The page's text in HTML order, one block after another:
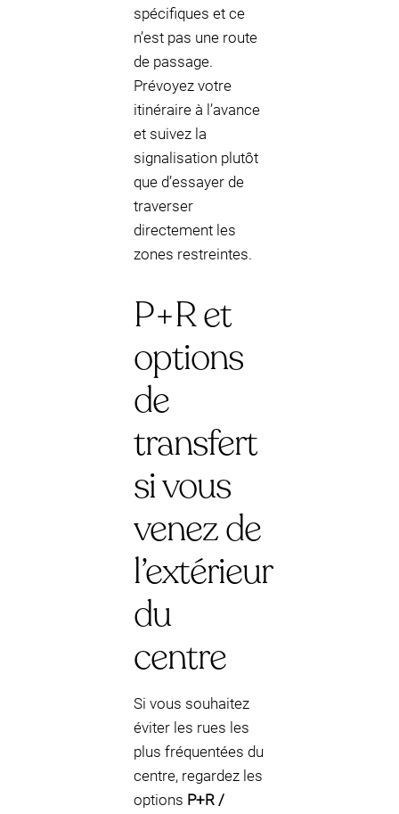
spécifiques et ce
n’est pas une route
de passage.
Prévoyez votre
itinéraire à l’avance
et suivez la
signalisation plutôt
que d’essayer de
traverser
directement les
zones restreintes.
P+R et
options
de
transfert
si vous
venez de
l’extérieur
du
centre
Si vous souhaitez
éviter les rues les
plus fréquentées du
centre, regardez les
options P+R /